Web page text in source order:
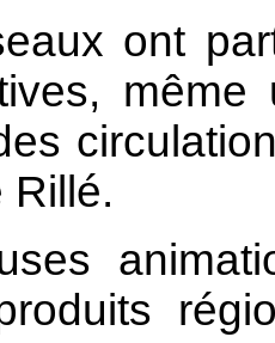
ont
même
Rillé.